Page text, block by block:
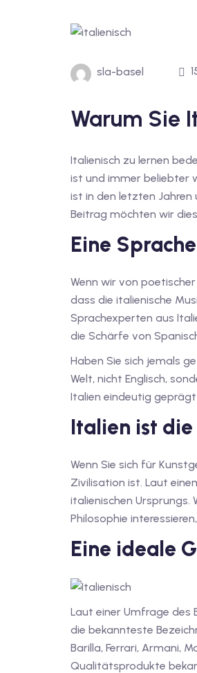
sla-basel
Warum Sie
Italienisch zu lernen
ist und immer beliebter
ist in den letzten Jahren
Beitrag möchten wir
Eine
Wenn wir von
dass die italienische
Sprachexperten aus
die Schärfe von
Haben Sie sich jemals
Welt, nicht Englisch,
Italien eindeutig
Italien ist
Wenn Sie sich für
Zivilisation ist. Laut
italienischen Ursprungs.
Philosophie
Eine ideale
Laut einer Umfrage des
die bekannteste
Barilla, Ferrari, Armani,
Qualitätsprodukte